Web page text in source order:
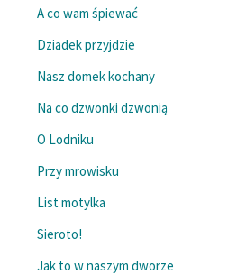
A co wam śpiewać
Dziadek przyjdzie
Nasz domek kochany
Na co dzwonki dzwonią
O Lodniku
Przy mrowisku
List motylka
Sieroto!
Jak to w naszym dworze